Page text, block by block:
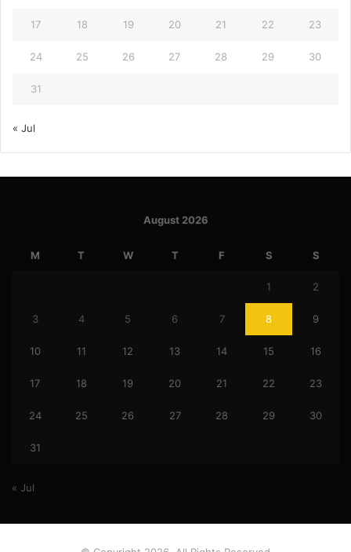
17 18 19 20 21 22 23
24 25 26 27 28 29 30
31
« Jul
August 2026
M T W T F S S
1 2
3 4 5 6 7 8 9
10 11 12 13 14 15 16
17 18 19 20 21 22 23
24 25 26 27 28 29 30
31
« Jul